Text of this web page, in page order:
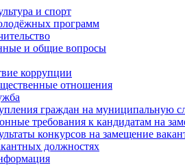
и спорт
программ
и общие вопросы
коррупции
отношения
граждан на муниципальную
требования к кандидатам на
конкурсов на замещение
должностях